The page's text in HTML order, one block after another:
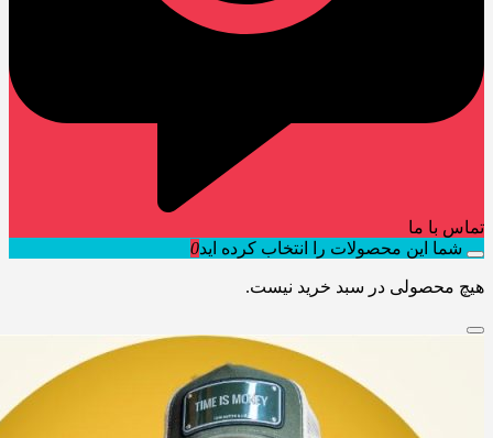
تماس با ما
شما این محصولات را انتخاب کرده اید0
هیچ محصولی در سبد خرید نیست.